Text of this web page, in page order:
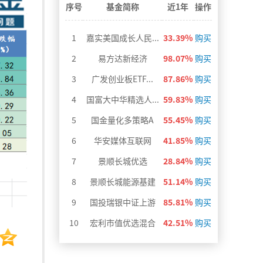
序号 基金简称 近1年 操作
1 嘉实美国成长人民... 33.39% 购买
2
易方达新经济 98.07% 购买
3
广发创业板ETF... 87.86% 购买
4
国富大中华精选人... 59.83% 购买
5
国金量化多策略A 55.45% 购买
6
华安媒体互联网 41.85% 购买
7
景顺长城优选 28.84% 购买
8
景顺长城能源基建 51.14% 购买
9
国投瑞银中证上游 85.81% 购买
10
宏利市值优选混合 42.51% 购买